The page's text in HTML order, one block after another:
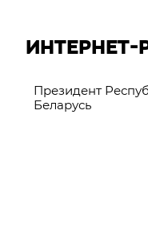
ИНТЕРНЕТ-
Президент
Беларусь